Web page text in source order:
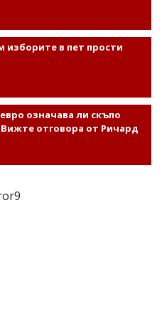
изборите в пет прости
означава ли скъпо
отговора от Ричард